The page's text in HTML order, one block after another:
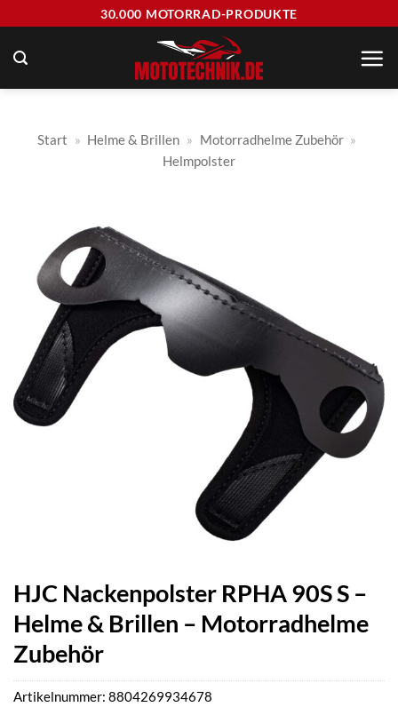
springen
30.000 MOTORRAD-PRODUKTE
Start » Helme & Brillen » Motorradhelme Zubehör »
Helmpolster
HJC Nackenpolster RPHA 90S S –
Helme & Brillen – Motorradhelme
Zubehör
Artikelnummer: 8804269934678